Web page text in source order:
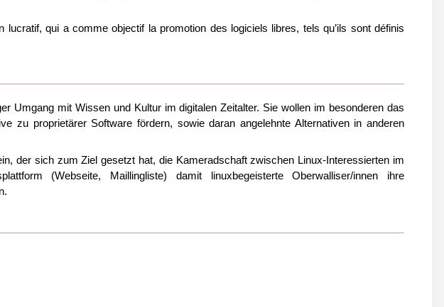
lucratif, qui a comme objectif la promotion des logiciels libres, tels qu’ils sont définis
Umgang mit Wissen und Kultur im digitalen Zeitalter. Sie wollen im besonderen das
zu proprietärer Software fördern, sowie daran angelehnte Alternativen in anderen
der sich zum Ziel gesetzt hat, die Kameradschaft zwischen Linux-Interessierten im
(Webseite, Maillingliste) damit linuxbegeisterte Oberwalliser/innen ihre